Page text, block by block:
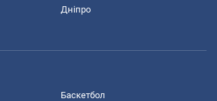
Дніпро
Баскетбол